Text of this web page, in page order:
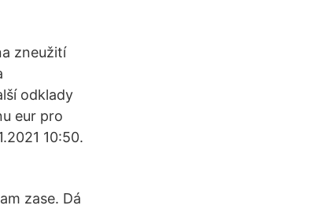
zneužití
odklady
eur pro
10:50.
zase. Dá